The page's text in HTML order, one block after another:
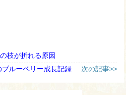
枝が折れる原因
ブルーベリー成長記録
次の記事>>